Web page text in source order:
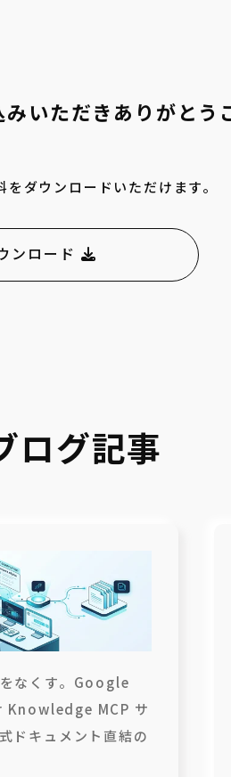
いただきありがとう
ダウンロードいただけます。
ンロード
ログ記事
なくす。Google
Knowledge MCP サ
ドキュメント直結の